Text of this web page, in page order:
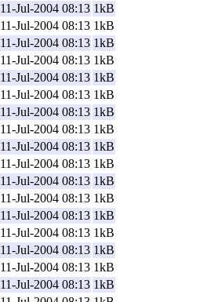
11-Jul-2004 08:13 1kB
11-Jul-2004 08:13 1kB
11-Jul-2004 08:13 1kB
11-Jul-2004 08:13 1kB
11-Jul-2004 08:13 1kB
11-Jul-2004 08:13 1kB
11-Jul-2004 08:13 1kB
11-Jul-2004 08:13 1kB
11-Jul-2004 08:13 1kB
11-Jul-2004 08:13 1kB
11-Jul-2004 08:13 1kB
11-Jul-2004 08:13 1kB
11-Jul-2004 08:13 1kB
11-Jul-2004 08:13 1kB
11-Jul-2004 08:13 1kB
11-Jul-2004 08:13 1kB
11-Jul-2004 08:13 1kB